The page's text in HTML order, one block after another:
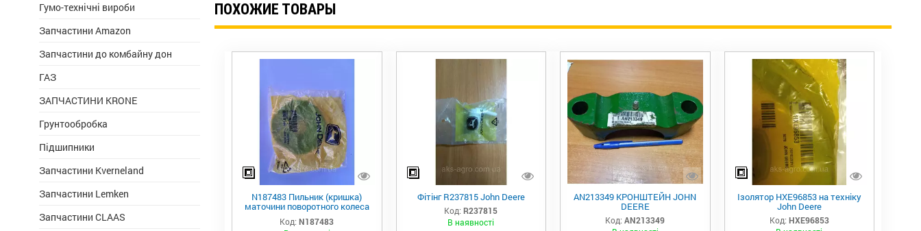
ПОХОЖИЕ ТОВАРЫ
N187483 Пильник (кришка)
маточини поворотного колеса
john Deere
Код: N187483
Фітінг R237815 John Deere
Код: R237815
В наявності
AN213349 КРОНШТЕЙН JOHN
DEERE
Код: AN213349
Ізолятор HXE96853 на техніку
John Deere
Код: HXE96853
Гумо-технічні вироби
Запчастини Amazon
Запчастини до комбайну дон
ГАЗ
ЗАПЧАСТИНИ KRONE
Грунтообробка
Підшипники
Запчастини Kverneland
Запчастини Lemken
Запчастини CLAAS